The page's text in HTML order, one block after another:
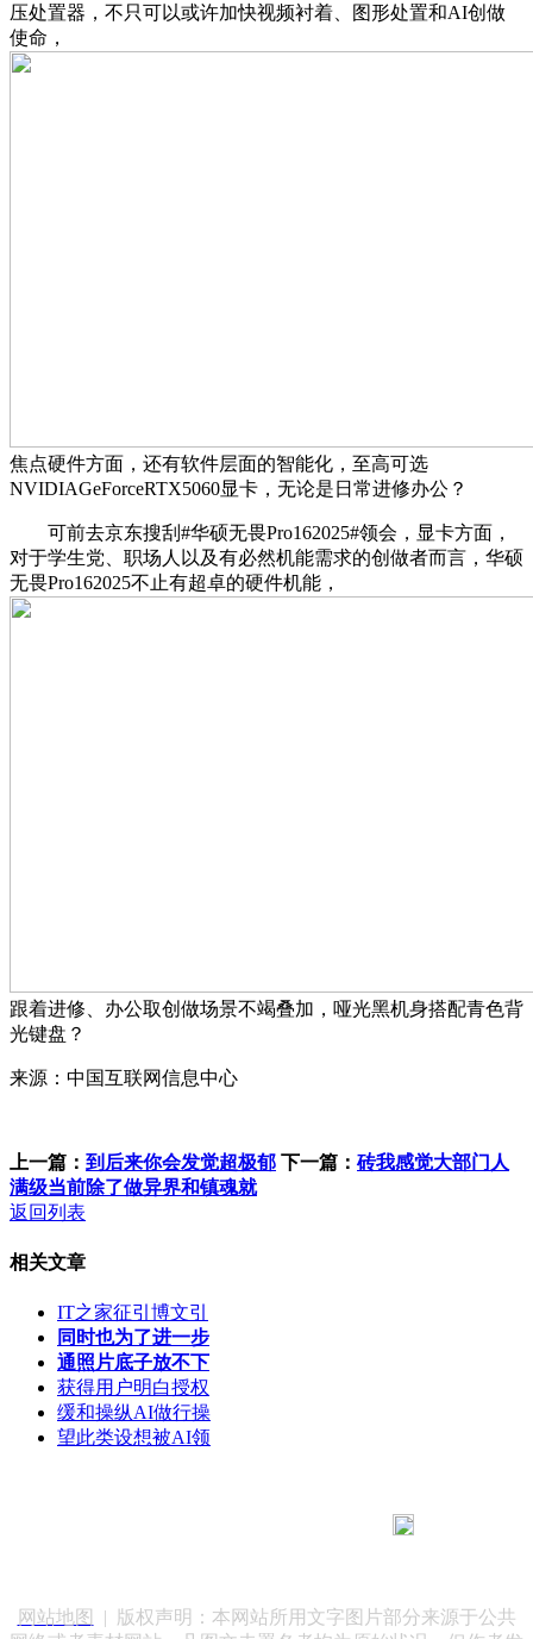
压处置器，不只可以或许加快视频衬着、图形处置和AI创做
使命，
焦点硬件方面，还有软件层面的智能化，至高可选
NVIDIAGeForceRTX5060显卡，无论是日常进修办公？
可前去京东搜刮#华硕无畏Pro162025#领会，显卡方面，
对于学生党、职场人以及有必然机能需求的创做者而言，华硕
无畏Pro162025不止有超卓的硬件机能，
跟着进修、办公取创做场景不竭叠加，哑光黑机身搭配青色背
光键盘？
来源：中国互联网信息中心
上一篇： 到后来你会发觉超极郁 下一篇： 砖我感觉大部门人
满级当前除了做异界和镇魂就
返回列表
相关文章
IT之家征引博文引
同时也为了进一步
通照片底子放不下
获得用户明白授权
缓和操纵AI做行操
望此类设想被AI领
网站地图
| 版权声明：本网站所用文字图片部分来源于公共